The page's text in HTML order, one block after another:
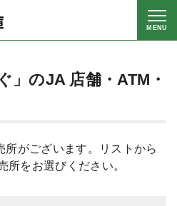
MENU
」のJA 店舗・ATM・
所がございます。リストから
所をお選びください。